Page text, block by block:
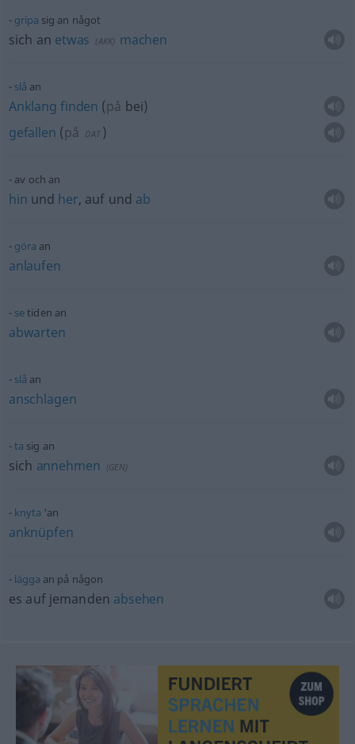
gripa sig an något
sich an etwas (AKK) machen
slå an
Anklang finden (på bei)
gefallen (på DAT )
av och an
hin und her, auf und ab
göra an
anlaufen
setiden an
abwarten
slå an
anschlagen
ta sig an
sich annehmen (GEN)
knyta 'an
anknüpfen
lägga an på någon
es auf jemanden absehen